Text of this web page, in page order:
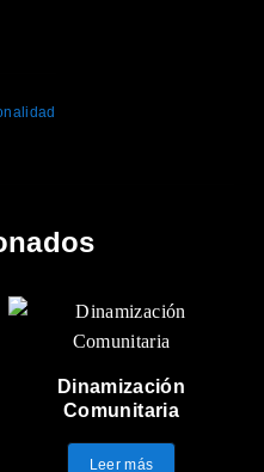
Dinamización
Comunitaria
Leer más